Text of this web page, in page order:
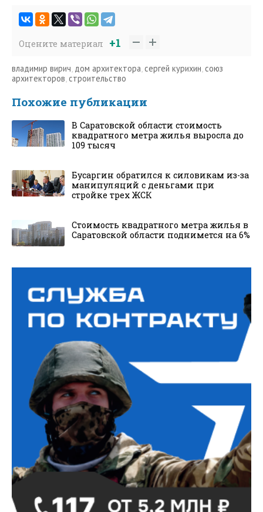
Оцените материал +1
владимир вирич дом архитектора сергей курихин союз
архитекторов строительство
Похожие публикации
В Саратовской области стоимость
квадратного метра жилья выросла до
109 тысяч
Бусаргин обратился к силовикам из-за
манипуляций с деньгами при
стройке трех ЖСК
Стоимость квадратного метра жилья в
Саратовской области поднимется на 6%